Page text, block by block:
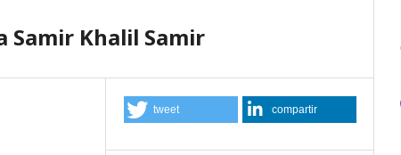
Samir Khalil Samir
tweet compartir